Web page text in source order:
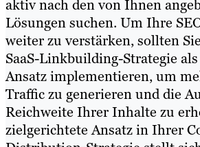
aktiv nach den von Ihnen
Lösungen suchen. Um Ihre
weiter zu verstärken, sollten
SaaS-Linkbuilding-Strategie
Ansatz implementieren, um
Traffic zu generieren und die
Reichweite Ihrer Inhalte zu
zielgerichtete Ansatz in Ihrer